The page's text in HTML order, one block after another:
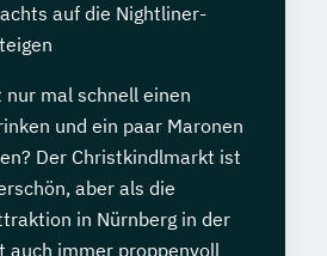
auf die Nightliner-
nur mal schnell einen
und ein paar Maronen
Der Christkindlmarkt ist
aber als die
in Nürnberg in der
auch immer proppenvoll